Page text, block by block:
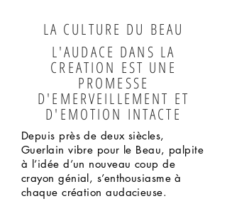
LA CULTURE DU BEAU
L'AUDACE DANS LA
CREATION EST UNE
PROMESSE
D'EMERVEILLEMENT ET
D'EMOTION INTACTE
Depuis près de deux siècles,
Guerlain vibre pour le Beau, palpite
à l’idée d’un nouveau coup de
crayon génial, s’enthousiasme à
chaque création audacieuse.